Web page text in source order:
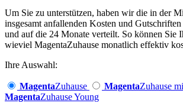
Um Sie zu unterstützen, haben wir die in der
insgesamt anfallenden Kosten und Gutschriften
und auf die 24 Monate verteilt. So können Sie
wieviel MagentaZuhause monatlich effektiv
Ihre Auswahl:
MagentaZuhause MagentaZuhause
MagentaZuhause Young